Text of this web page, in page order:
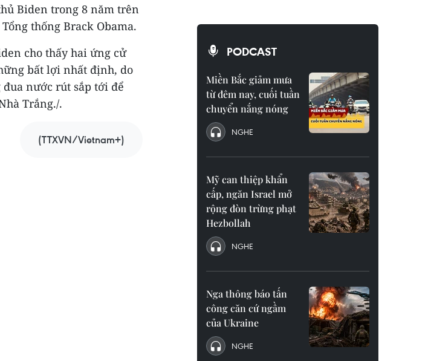
Biden trong 8 năm trên
thống Brack Obama.
cho thấy hai ứng cử
bất lợi nhất định, do
nước rút sắp tới để
Trắng./.
(TTXVN/Vietnam+)
PODCAST
Miền Bắc giảm mưa
từ đêm nay, cuối tuần
chuyển nắng nóng
NGHE
Mỹ can thiệp khẩn
cấp, ngăn Israel mở
rộng đòn trừng phạt
Hezbollah
NGHE
Nga thông báo tấn
công căn cứ ngầm
của Ukraine
NGHE